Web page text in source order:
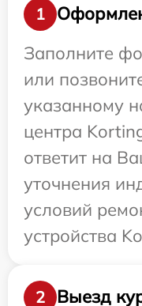
1
Заполните
или
указанному
центра
ответит на
уточнения
условий
устройства
2 Выезд